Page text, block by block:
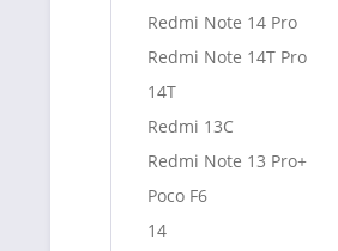
Redmi Note 14 Pro
Redmi Note 14T Pro
14T
Redmi 13C
Redmi Note 13 Pro+
Poco F6
14